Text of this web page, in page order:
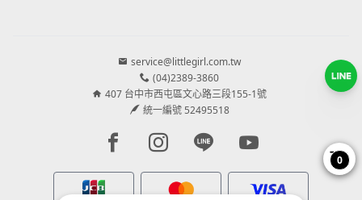
service@littlegirl.com.tw
(04)2389-3860
407 台中市西屯區文心路三段155-1號
統一編號 52495518
Facebook page
Instagram page
Line pageYoutube page
0